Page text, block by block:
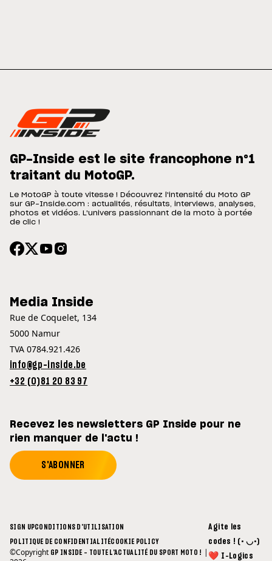
GP-Inside est le site francophone n°1
traitant du MotoGP.
Le MotoGP à toute vitesse ! Découvrez l'intensité du Moto GP
sur GP-Inside.com : actualités, résultats, interviews, analyses,
photos et vidéos. L'univers passionnant de la moto à portée
de clic !
Media Inside
Rue de Coquelet, 134
5000 Namur
TVA 0784.921.426
info@gp-inside.be
+32 (0)81 20 83 97
Recevez les newsletters GP Inside pour ne
rien manquer de l'actu !
S'ABONNER
SIGN UPCONDITIONS D'UTILISATION
POLITIQUE DE CONFIDENTIALITÉCOOKIE POLICY
©Copyright GP INSIDE - TOUTE L'ACTUALITÉ DU SPORT MOTO ! |
Agite les
codes ! (• ◡•)
❤ I-Logics